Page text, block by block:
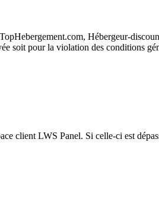
Hébergeur-
soit pour la violation des conditions
client LWS Panel. Si celle-ci est